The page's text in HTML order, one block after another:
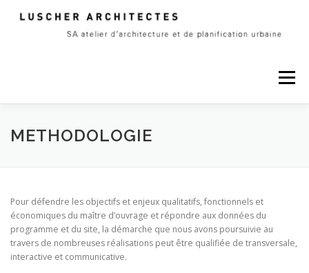
Menu
A PROPOS PROJETS
METHODOLOGIE
Pour défendre les objectifs et enjeux qualitatifs, fonctionnels et
économiques du maître d’ouvrage et répondre aux données du
programme et du site, la démarche que nous avons poursuivie au
travers de nombreuses réalisations peut être qualifiée de transversale,
interactive et communicative.